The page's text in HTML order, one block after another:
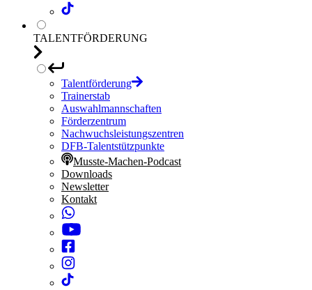
TALENTFÖRDERUNG
Talentförderung
Trainerstab
Auswahlmannschaften
Förderzentrum
Nachwuchsleistungszentren
DFB-Talentstützpunkte
Musste-Machen-Podcast
Downloads
Newsletter
Kontakt